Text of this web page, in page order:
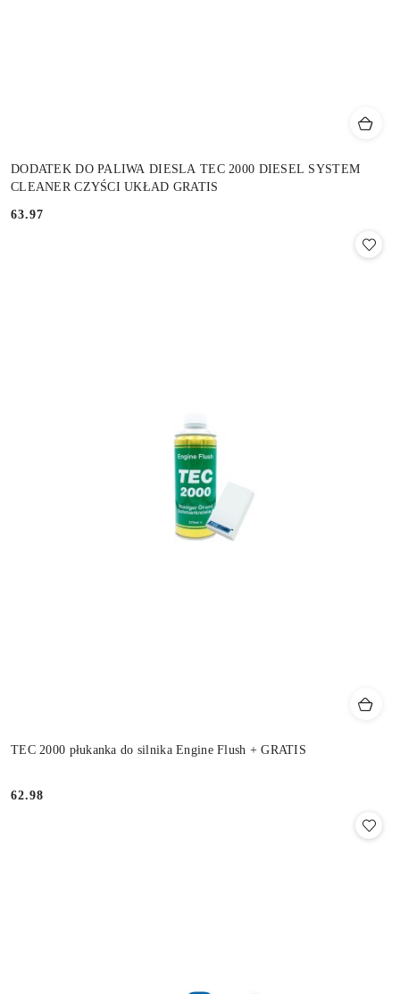
DODATEK DO PALIWA DIESLA TEC 2000 DIESEL SYSTEM
CLEANER CZYŚCI UKŁAD GRATIS
Cena:
63.97
TEC 2000 płukanka do silnika Engine Flush + GRATIS
Cena:
62.98